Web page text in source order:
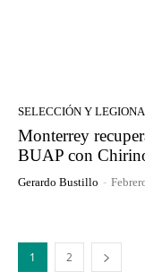
SELECCIÓN Y
Monterrey
BUAP con
Gerardo Bustillo -
1 2